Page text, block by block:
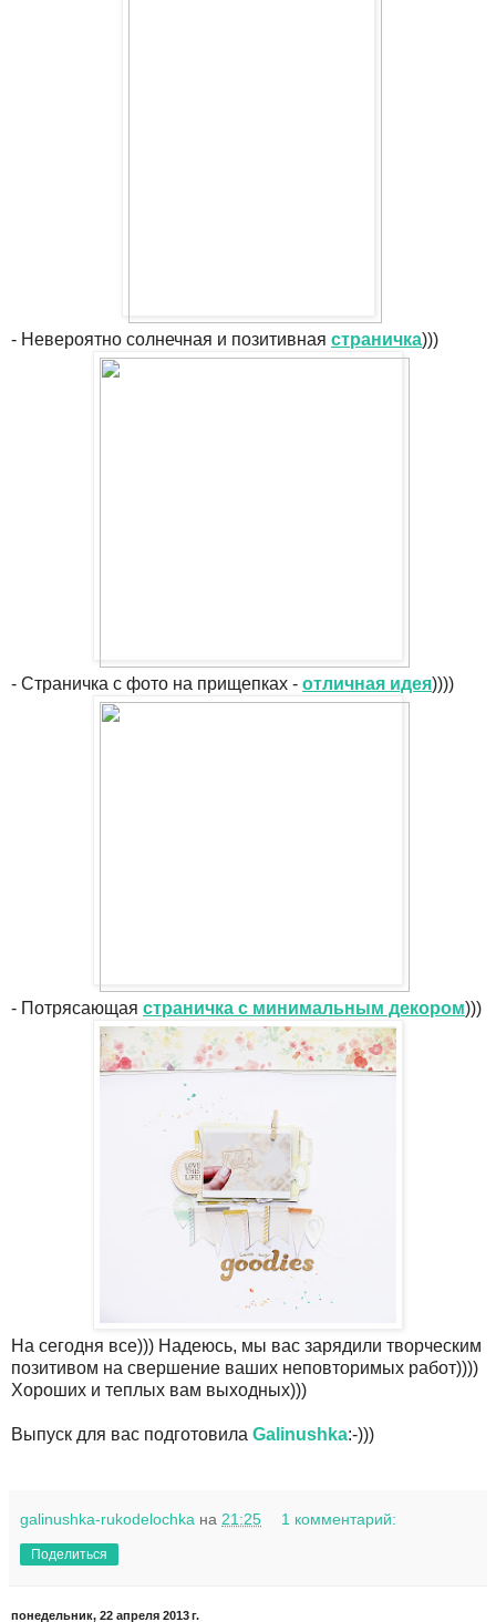
- Невероятно солнечная и позитивная страничка)))
- Страничка с фото на прищепках - отличная идея))))
- Потрясающая страничка с минимальным декором)))
На сегодня все))) Надеюсь, мы вас зарядили творческим
позитивом на свершение ваших неповторимых работ))))
Хороших и теплых вам выходных)))
Выпуск для вас подготовила Galinushka:-)))
galinushka-rukodelochka на 21:25 1 комментарий:
Поделиться
понедельник, 22 апреля 2013 г.